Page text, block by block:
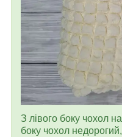
З лівого боку чохол
боку чохол